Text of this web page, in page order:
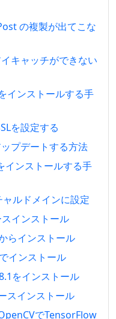
の複製が出てこな
キャッチができない
インストールする手
を設定する
プデートする方法
インストールする手
ルドメインに設定
インストール
らインストール
インストール
をインストール
スインストール
でTensorFlow